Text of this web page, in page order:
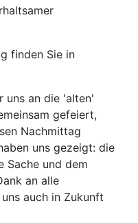
finden Sie in
uns an die 'alten'
gefeiert,
Nachmittag
uns gezeigt: die
Sache und dem
an alle
auch in Zukunft